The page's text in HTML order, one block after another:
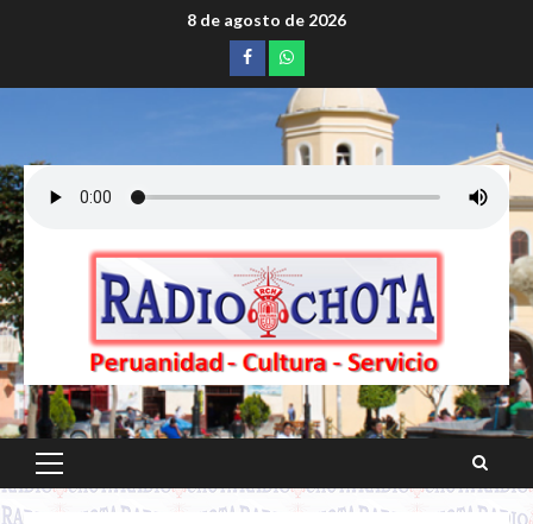
8 de agosto de 2026
Facebookwhatsapp
Menú
principal